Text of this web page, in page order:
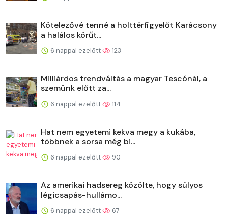
Kötelezővé tenné a holttérfigyelőt Karácsony
a halálos körűt...
6 nappal ezelőtt 123
Milliárdos trendváltás a magyar Tescónál, a
szemünk előtt za...
6 nappal ezelőtt 114
Hat nem egyetemi kekva megy a kukába,
többnek a sorsa még bi...
6 nappal ezelőtt 90
Az amerikai hadsereg közölte, hogy súlyos
légicsapás-hullámo...
6 nappal ezelőtt 67